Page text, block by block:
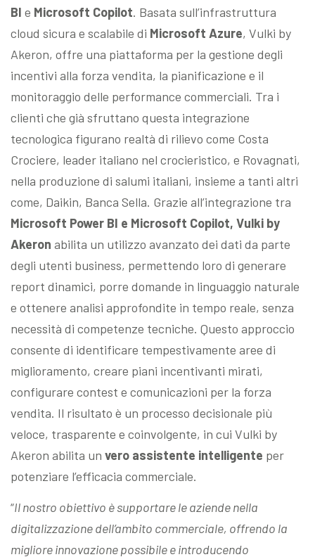
BI e Microsoft Copilot. Basata sull’infrastruttura
cloud sicura e scalabile di Microsoft Azure, Vulki by
Akeron, offre una piattaforma per la gestione degli
incentivi alla forza vendita, la pianificazione e il
monitoraggio delle performance commerciali. Tra i
clienti che già sfruttano questa integrazione
tecnologica figurano realtà di rilievo come Costa
Crociere, leader italiano nel crocieristico, e Rovagnati,
nella produzione di salumi italiani, insieme a tanti altri
come, Daikin, Banca Sella. Grazie all’integrazione tra
Microsoft Power BI e Microsoft Copilot, Vulki by
Akeron abilita un utilizzo avanzato dei dati da parte
degli utenti business, permettendo loro di generare
report dinamici, porre domande in linguaggio naturale
e ottenere analisi approfondite in tempo reale, senza
necessità di competenze tecniche. Questo approccio
consente di identificare tempestivamente aree di
miglioramento, creare piani incentivanti mirati,
configurare contest e comunicazioni per la forza
vendita. Il risultato è un processo decisionale più
veloce, trasparente e coinvolgente, in cui Vulki by
Akeron abilita un vero assistente intelligente per
potenziare l’efficacia commerciale.
“Il nostro obiettivo è supportare le aziende nella
digitalizzazione dell’ambito commerciale, offrendo la
migliore innovazione possibile e introducendo